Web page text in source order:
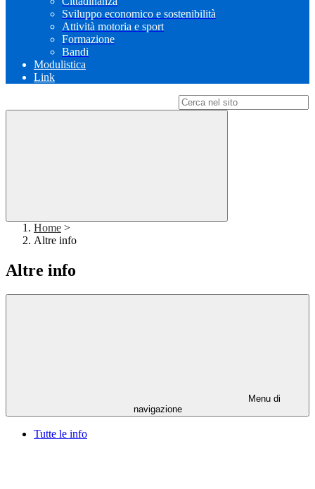
Sviluppo economico e sostenibilità
Attività motoria e sport
Formazione
Bandi
Modulistica
Link
Home >
Altre info
Altre info
Menu di
navigazione
Tutte le info